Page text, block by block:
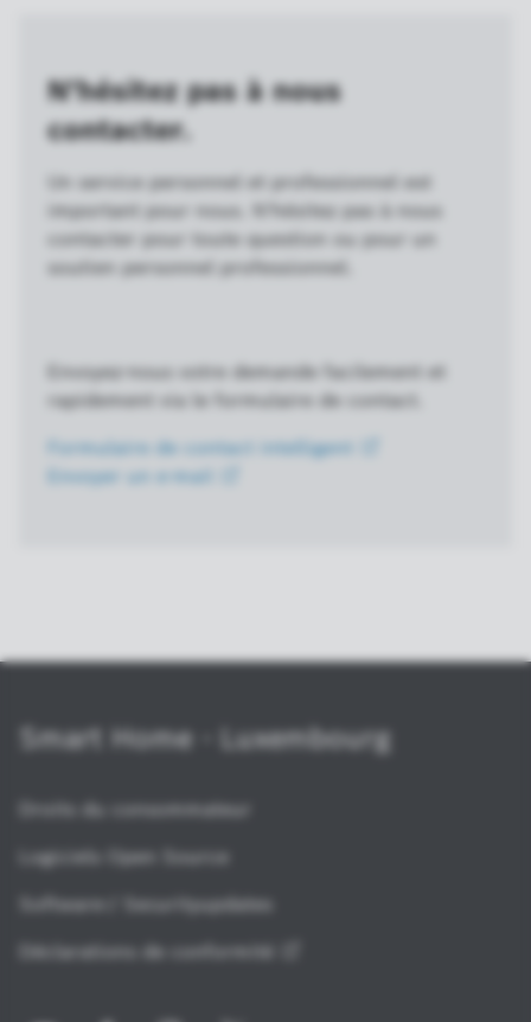
N'hésitez pas à nous
contacter.
Un service personnel et professionnel est
important pour nous. N'hésitez pas à nous
contacter pour toute question ou pour un
soutien personnel professionnel.
Envoyez-nous votre demande facilement et
rapidement via le formulaire de contact.
Formulaire de contact
intelligent
Envoyer un e-mail
Smart Home - Luxembourg
Droits du consommateur
Logiciels Open Source
Software-/ Securityupdates
Déclarations de
conformité